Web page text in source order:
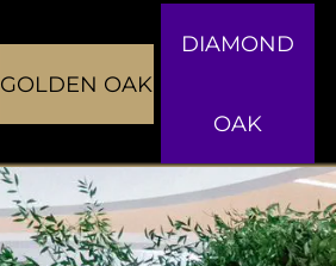
GOLDEN OAK
DIAMOND
OAK